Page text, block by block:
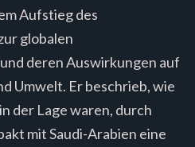
Aufstieg des
globalen
deren Auswirkungen auf
Umwelt. Er beschrieb, wie
der Lage waren, durch
mit Saudi-Arabien eine